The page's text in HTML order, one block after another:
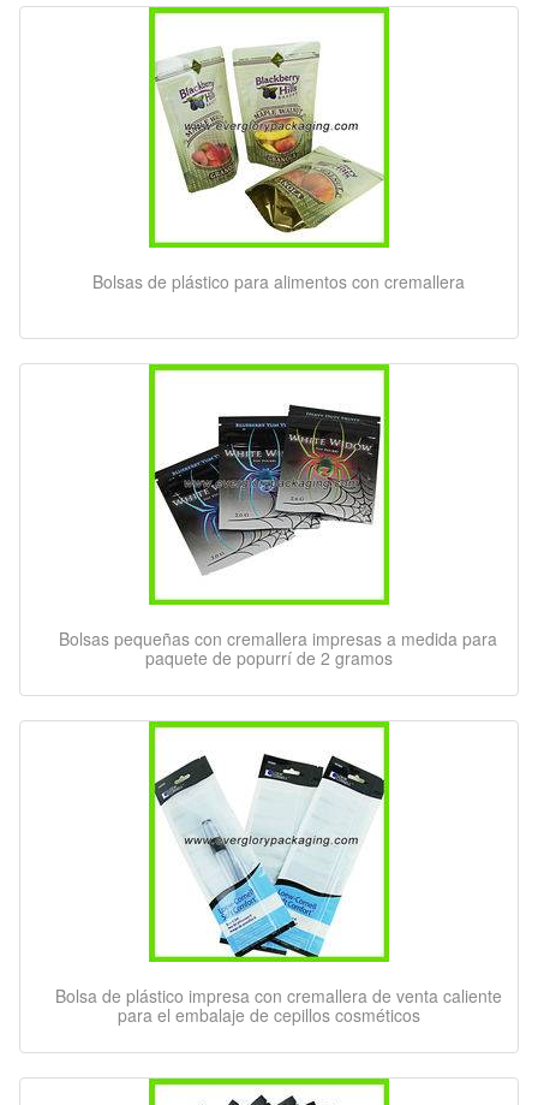
Bolsas de plástico para alimentos con cremallera
Bolsas pequeñas con cremallera impresas a medida para
paquete de popurrí de 2 gramos
Bolsa de plástico impresa con cremallera de venta caliente
para el embalaje de cepillos cosméticos